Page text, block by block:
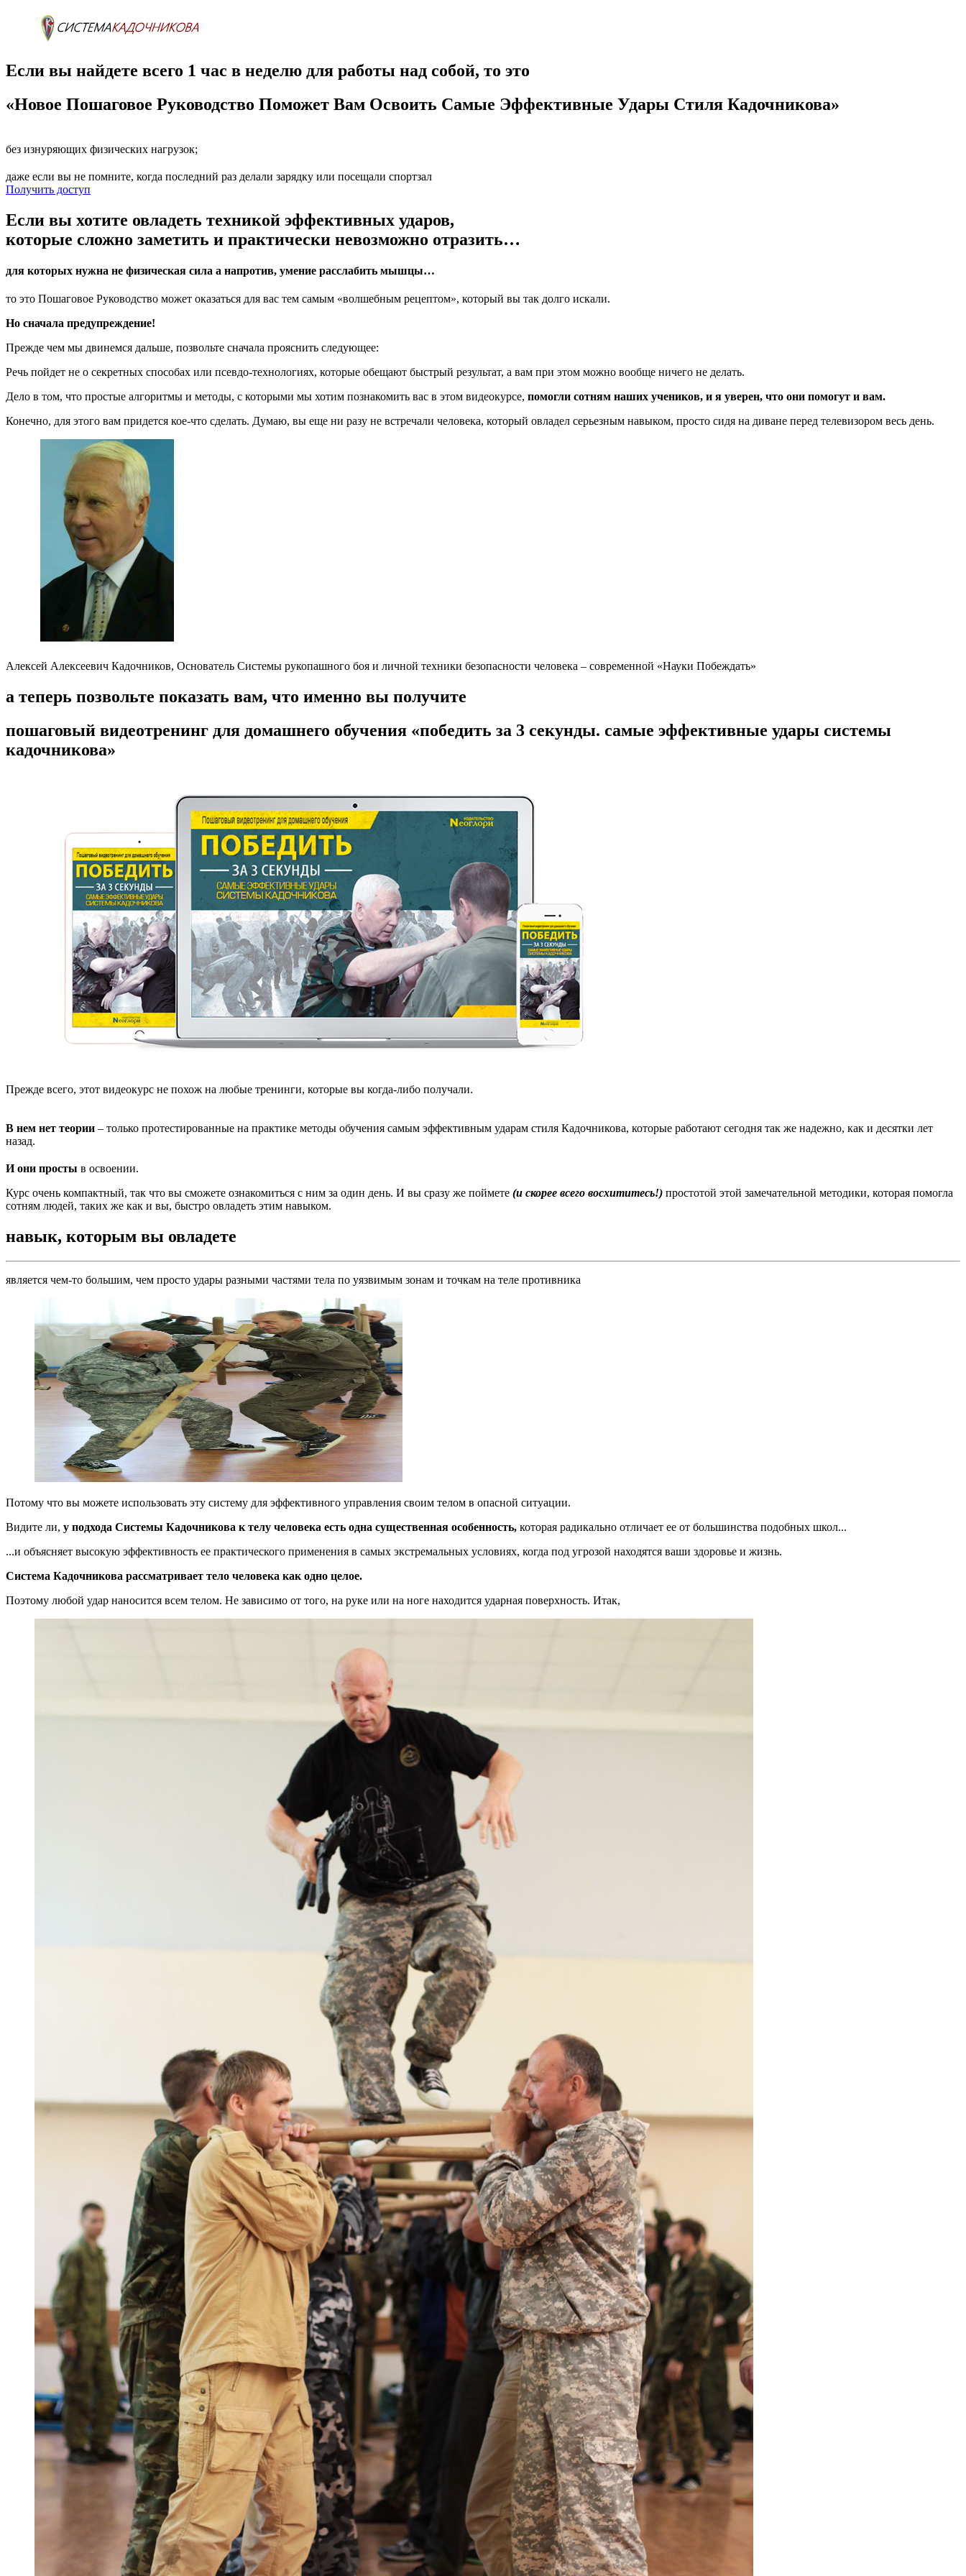
Если вы найдете всего 1 час в неделю для работы над собой, то это
«Новое Пошаговое Руководство Поможет Вам Освоить Самые Эффективные Удары Стиля Кадочникова»
без изнуряющих физических нагрузок;
даже если вы не помните, когда последний раз делали зарядку или посещали спортзал
Получить доступ
Если вы хотите овладеть техникой эффективных ударов,
которые сложно заметить и практически невозможно отразить…
для которых нужна не физическая сила а напротив, умение расслабить мышцы…
то это Пошаговое Руководство может оказаться для вас тем самым «волшебным рецептом», который вы так долго искали.
Но сначала предупреждение!
Прежде чем мы двинемся дальше, позвольте сначала прояснить следующее:
Речь пойдет не о секретных способах или псевдо-технологиях, которые обещают быстрый результат, а вам при этом можно вообще ничего не делать.
Дело в том, что простые алгоритмы и методы, с которыми мы хотим познакомить вас в этом видеокурсе, помогли сотням наших учеников, и я уверен, что они помогут и вам.
Конечно, для этого вам придется кое-что сделать. Думаю, вы еще ни разу не встречали человека, который овладел серьезным навыком, просто сидя на диване перед телевизором весь день.
Алексей Алексеевич Кадочников, Основатель Системы рукопашного боя и личной техники безопасности человека – современной «Науки Побеждать»
а теперь позвольте показать вам, что именно вы получите
пошаговый видеотренинг для домашнего обучения «победить за 3 секунды. самые эффективные удары системы
кадочникова»
Прежде всего, этот видеокурс не похож на любые тренинги, которые вы когда-либо получали.
В нем нет теории – только протестированные на практике методы обучения самым эффективным ударам стиля Кадочникова, которые работают сегодня так же надежно, как и десятки лет
назад.
И они просты в освоении.
Курс очень компактный, так что вы сможете ознакомиться с ним за один день. И вы сразу же поймете (и скорее всего восхититесь!) простотой этой замечательной методики, которая помогла
сотням людей, таких же как и вы, быстро овладеть этим навыком.
навык, которым вы овладете
является чем-то большим, чем просто удары разными частями тела по уязвимым зонам и точкам на теле противника
Потому что вы можете использовать эту систему для эффективного управления своим телом в опасной ситуации.
Видите ли, у подхода Системы Кадочникова к телу человека есть одна существенная особенность, которая радикально отличает ее от большинства подобных школ...
...и объясняет высокую эффективность ее практического применения в самых экстремальных условиях, когда под угрозой находятся ваши здоровье и жизнь.
Система Кадочникова рассматривает тело человека как одно целое.
Поэтому любой удар наносится всем телом. Не зависимо от того, на руке или на ноге находится ударная поверхность. Итак,